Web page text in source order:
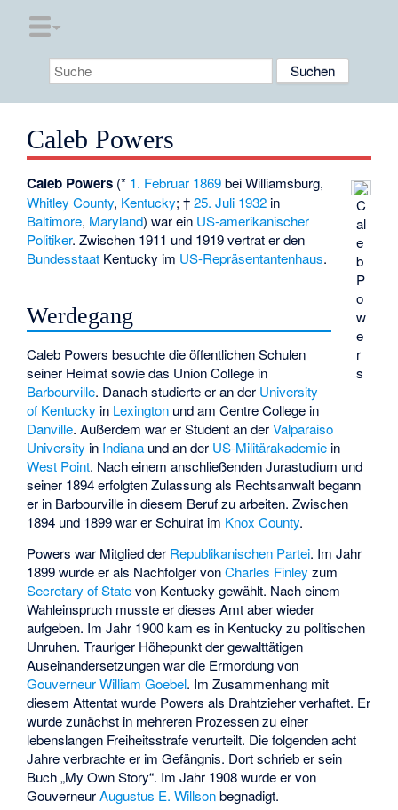
Caleb Powers
C
al
e
b
P
o
w
e
r
s
Caleb Powers (* 1. Februar 1869beiWilliamsburg,
Whitley County, Kentucky; †25. Juli 1932 in
Baltimore, Maryland) war ein US-amerikanischer
Politiker. Zwischen 1911 und 1919 vertrat er den
Bundesstaat Kentucky im US-Repräsentantenhaus.
Werdegang
Caleb Powers besuchte die öffentlichen Schulen
seiner Heimat sowie das Union College in
Barbourville. Danach studierte er an der University
of Kentucky in Lexington und amCentre College in
Danville. Außerdem war er Student an derValparaiso
University in Indiana und an der US-Militärakademie in
West Point. Nach einem anschließenden Jurastudium und
seiner 1894 erfolgten Zulassung als Rechtsanwalt begann
er in Barbourville in diesem Beruf zu arbeiten. Zwischen
1894 und 1899 war er Schulrat im Knox County.
Powers war Mitglied der Republikanischen Partei. Im Jahr
1899 wurde er als Nachfolger vonCharles Finley zum
Secretary of Statevon Kentucky gewählt. Nach einem
Wahleinspruch musste er dieses Amt aber wieder
aufgeben. Im Jahr 1900 kam es in Kentucky zu politischen
Unruhen. Trauriger Höhepunkt der gewalttätigen
Auseinandersetzungen war die Ermordung von
Gouverneur William Goebel. Im Zusammenhang mit
diesem Attentat wurde Powers als Drahtzieher verhaftet. Er
wurde zunächst in mehreren Prozessen zu einer
lebenslangen Freiheitsstrafe verurteilt. Die folgenden acht
Jahre verbrachte er im Gefängnis. Dort schrieb er sein
Buch „My Own Story“. Im Jahr 1908 wurde er von
GouverneurAugustus E. Willsonbegnadigt.